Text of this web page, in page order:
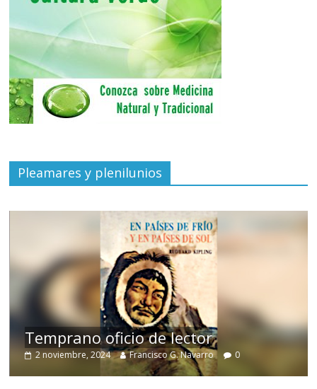
Pleamares y plenilunios
Temprano oficio de lector
2 noviembre, 2024 Francisco G. Navarro 0